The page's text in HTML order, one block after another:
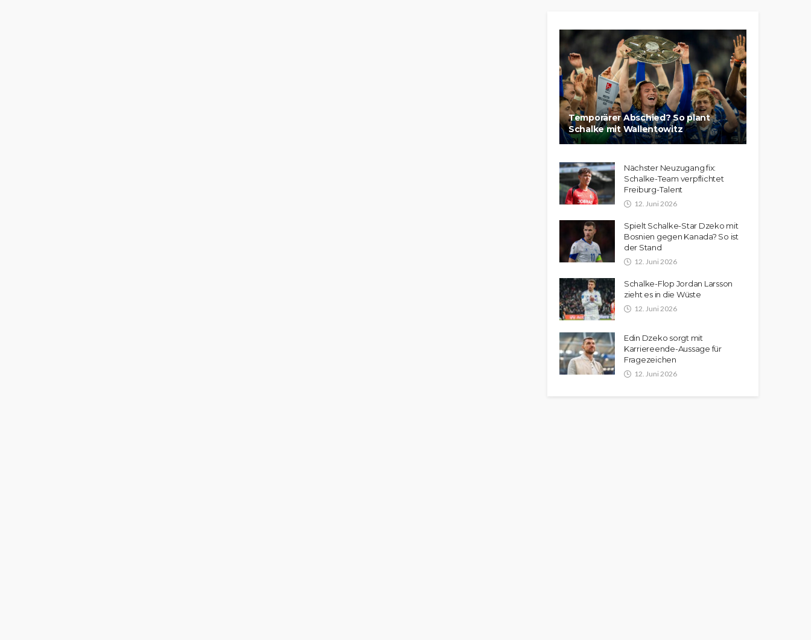
Temporärer Abschied? So plant
Schalke mit Wallentowitz
Nächster Neuzugang fix:
Schalke-Team verpflichtet
Freiburg-Talent
12. Juni 2026
Spielt Schalke-Star Dzeko mit
Bosnien gegen Kanada? So ist
der Stand
12. Juni 2026
Schalke-Flop Jordan Larsson
zieht es in die Wüste
12. Juni 2026
Edin Dzeko sorgt mit
Karriereende-Aussage für
Fragezeichen
12. Juni 2026